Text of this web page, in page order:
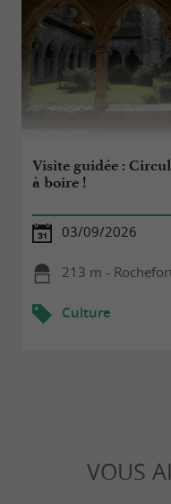
Visite guidée :
à boire !
03/09/2026
213 m -
Culture
VOUS